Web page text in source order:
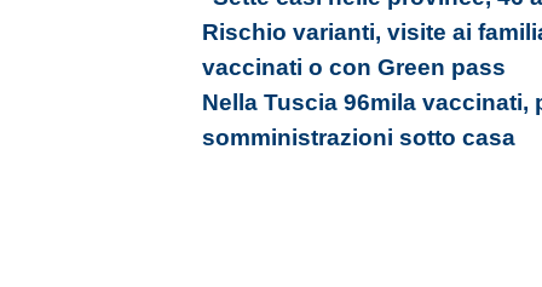
Rischio varianti, visite ai
vaccinati o con Green pass
Nella Tuscia 96mila vaccinati,
somministrazioni sotto casa